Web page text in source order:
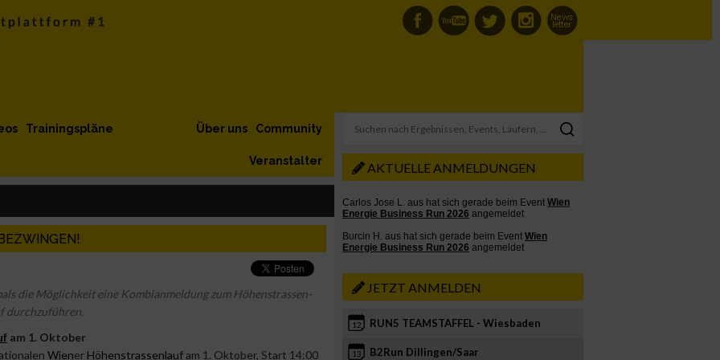
Trainingspläne Community
Über uns
Veranstalter
die Möglichkeit eine Kombianmeldung zum Höhenstrassen-
durchzuführen.
am 1. Oktober
Wiener Höhenstrassenlaufam 1. Oktober, Start 14:00
AKTUELLE ANMELDUNGEN
JETZT ANMELDEN
12 RUN5 TEAMSTAFFEL - Wiesbaden
13 B2Run Dillingen/Saar